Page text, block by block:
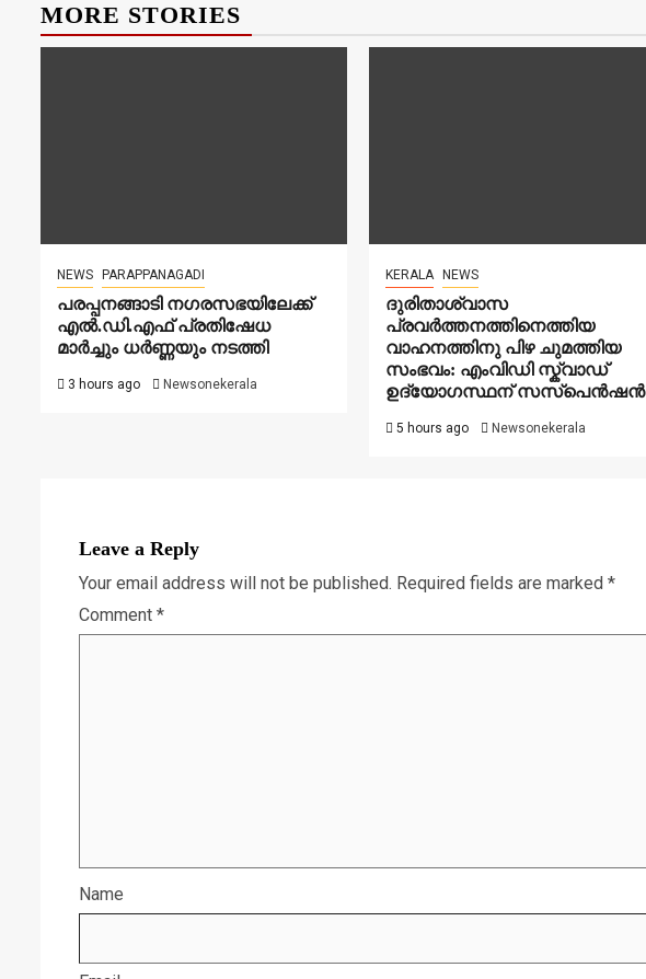
MORE STORIES
NEWS PARAPPANAGADI
പരപ്പനങ്ങാടി നഗരസഭയിലേക്ക്
എൽ.ഡി.എഫ് പ്രതിഷേധ
മാർച്ചും ധർണ്ണയും നടത്തി
3 hours ago Newsonekerala
KERALA NEWS
ദുരിതാശ്വാസ
പ്രവർത്തനത്തിനെത്തിയ
വാഹനത്തിനു പിഴ ചുമത്തിയ
സംഭവം: എംവിഡി സ്ക്വാഡ്
ഉദ്യോഗസ്ഥന് സസ്പെൻഷൻ
5 hours ago Newsonekerala
Leave a Reply
Your email address will not be published. Required fields are marked *
Comment *
Name